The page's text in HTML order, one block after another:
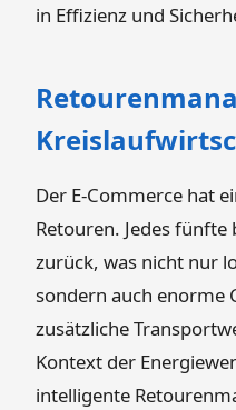
in Effizienz und
Der E-Commerce hat
Retouren. Jedes
zurück, was nicht nur
sondern auch enorme
zusätzliche
Kontext der
intelligente